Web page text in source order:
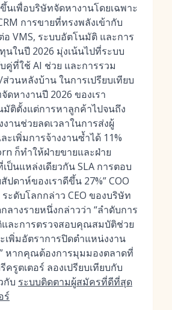
นเพื่อบริษัทจัดหางานโดยเฉพาะ
การขายที่ทรงพลังเข้ากับ
อ VMS, ระบบอัตโนมัติ และการ
นในปี 2026 มุ่งเน้นไปที่ระบบ
คู่ที่ใช้ AI ช่วย และการรวม
วนหลังบ้าน ในการเปรียบเทียบ
ดหางานปี 2026 ของเรา
มัติตั้งแต่การหาลูกค้าไปจนถึง
านช่วยลดเวลาในการส่งผู้
ะเพิ่มการจ้างงานซ้ำได้ 11%
ก็ทำให้ฝ่ายขายและฝ่าย
ป็นแหล่งเดียวกัน SLA การตอบ
ปดาห์ของเราดีขึ้น 27%” COO
ะดับโลกกล่าว CEO ของบริษัท
ลางรายหนึ่งกล่าวว่า “ลำดับการ
ละการตรวจสอบคุณสมบัติช่วย
เพิ่มอัตราการปิดตำแหน่งงาน
หากคุณต้องการมุมมองตลาดที่
รูตเตอร์ ลองเปรียบเทียบกับ
กับ ระบบติดตามผู้สมัครที่ดีที่สุด
ร์